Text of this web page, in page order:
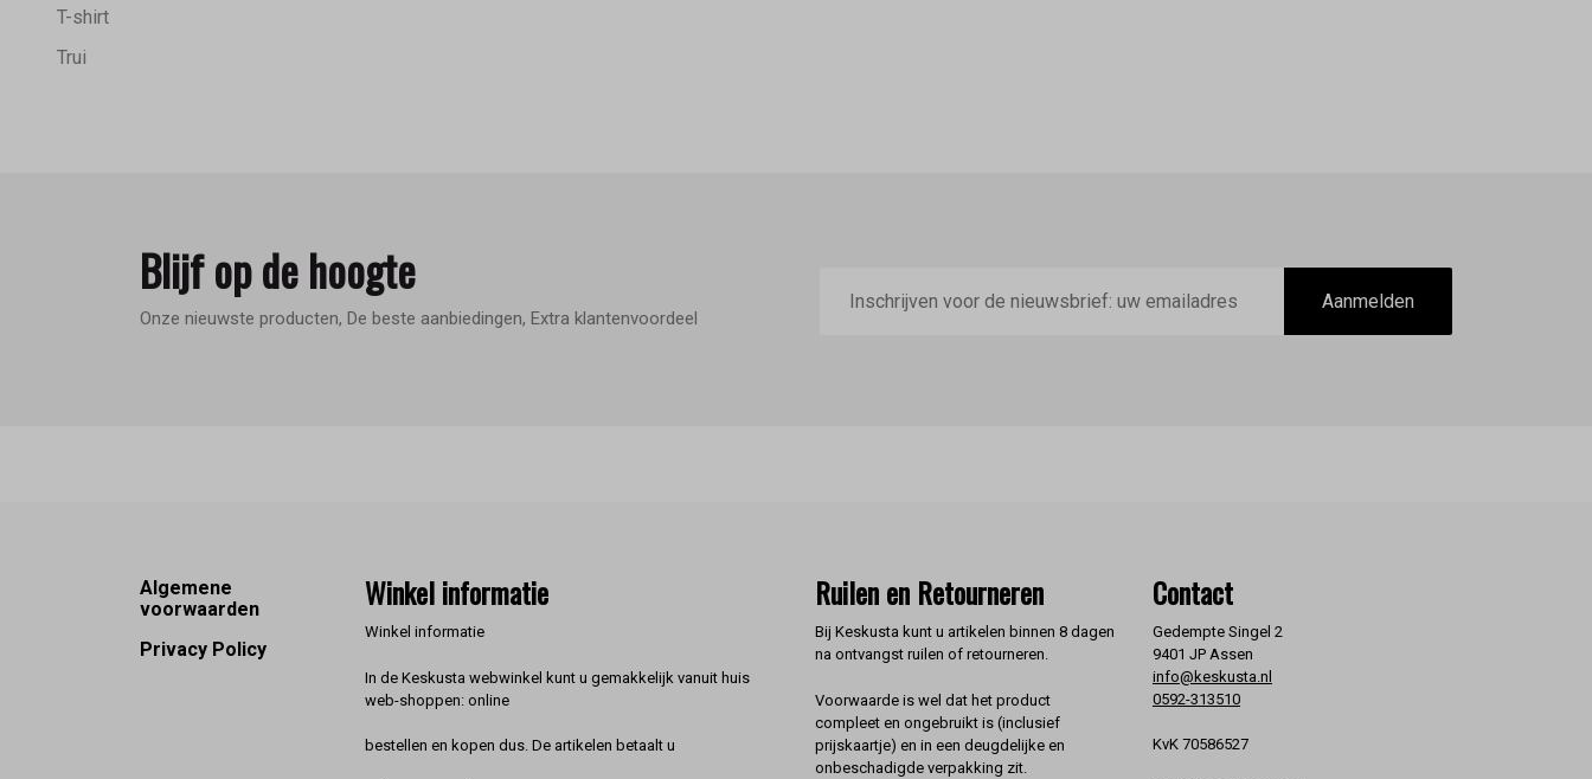
T-shirt
Trui
Blijf op de hoogte
Onze nieuwste producten, De beste aanbiedingen, Extra klantenvoordeel
mailadres
Aanmelden
Footer
Algemene
voorwaarden
Privacy Policy
Winkel informatie
Winkel informatie
In de Keskusta webwinkel kunt u gemakkelijk vanuit huis
web-shoppen: online
bestellen en kopen dus. De artikelen betaalt u
Ruilen en Retourneren
Bij Keskusta kunt u artikelen binnen 8 dagen
na ontvangst ruilen of retourneren.
Voorwaarde is wel dat het product
compleet en ongebruikt is (inclusief
prijskaartje) en in een deugdelijke en
onbeschadigde verpakking zit.
Contact
Gedempte Singel 2
9401 JP Assen
info@keskusta.nl
0592-313510
KvK 70586527